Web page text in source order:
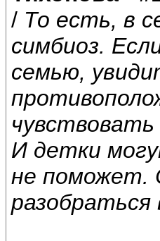
/ То есть, в
симбиоз.
семью,
И детки
не поможет.
разобраться